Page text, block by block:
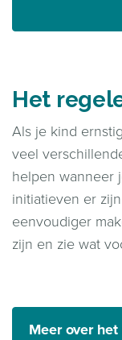
Het
Als je kind
veel
helpen wanneer
initiatieven er
eenvoudiger
zijn en zie wat
Meer over